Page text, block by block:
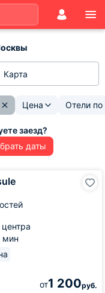
Карта
Цена Отели по
даты
мин
от1 200руб.